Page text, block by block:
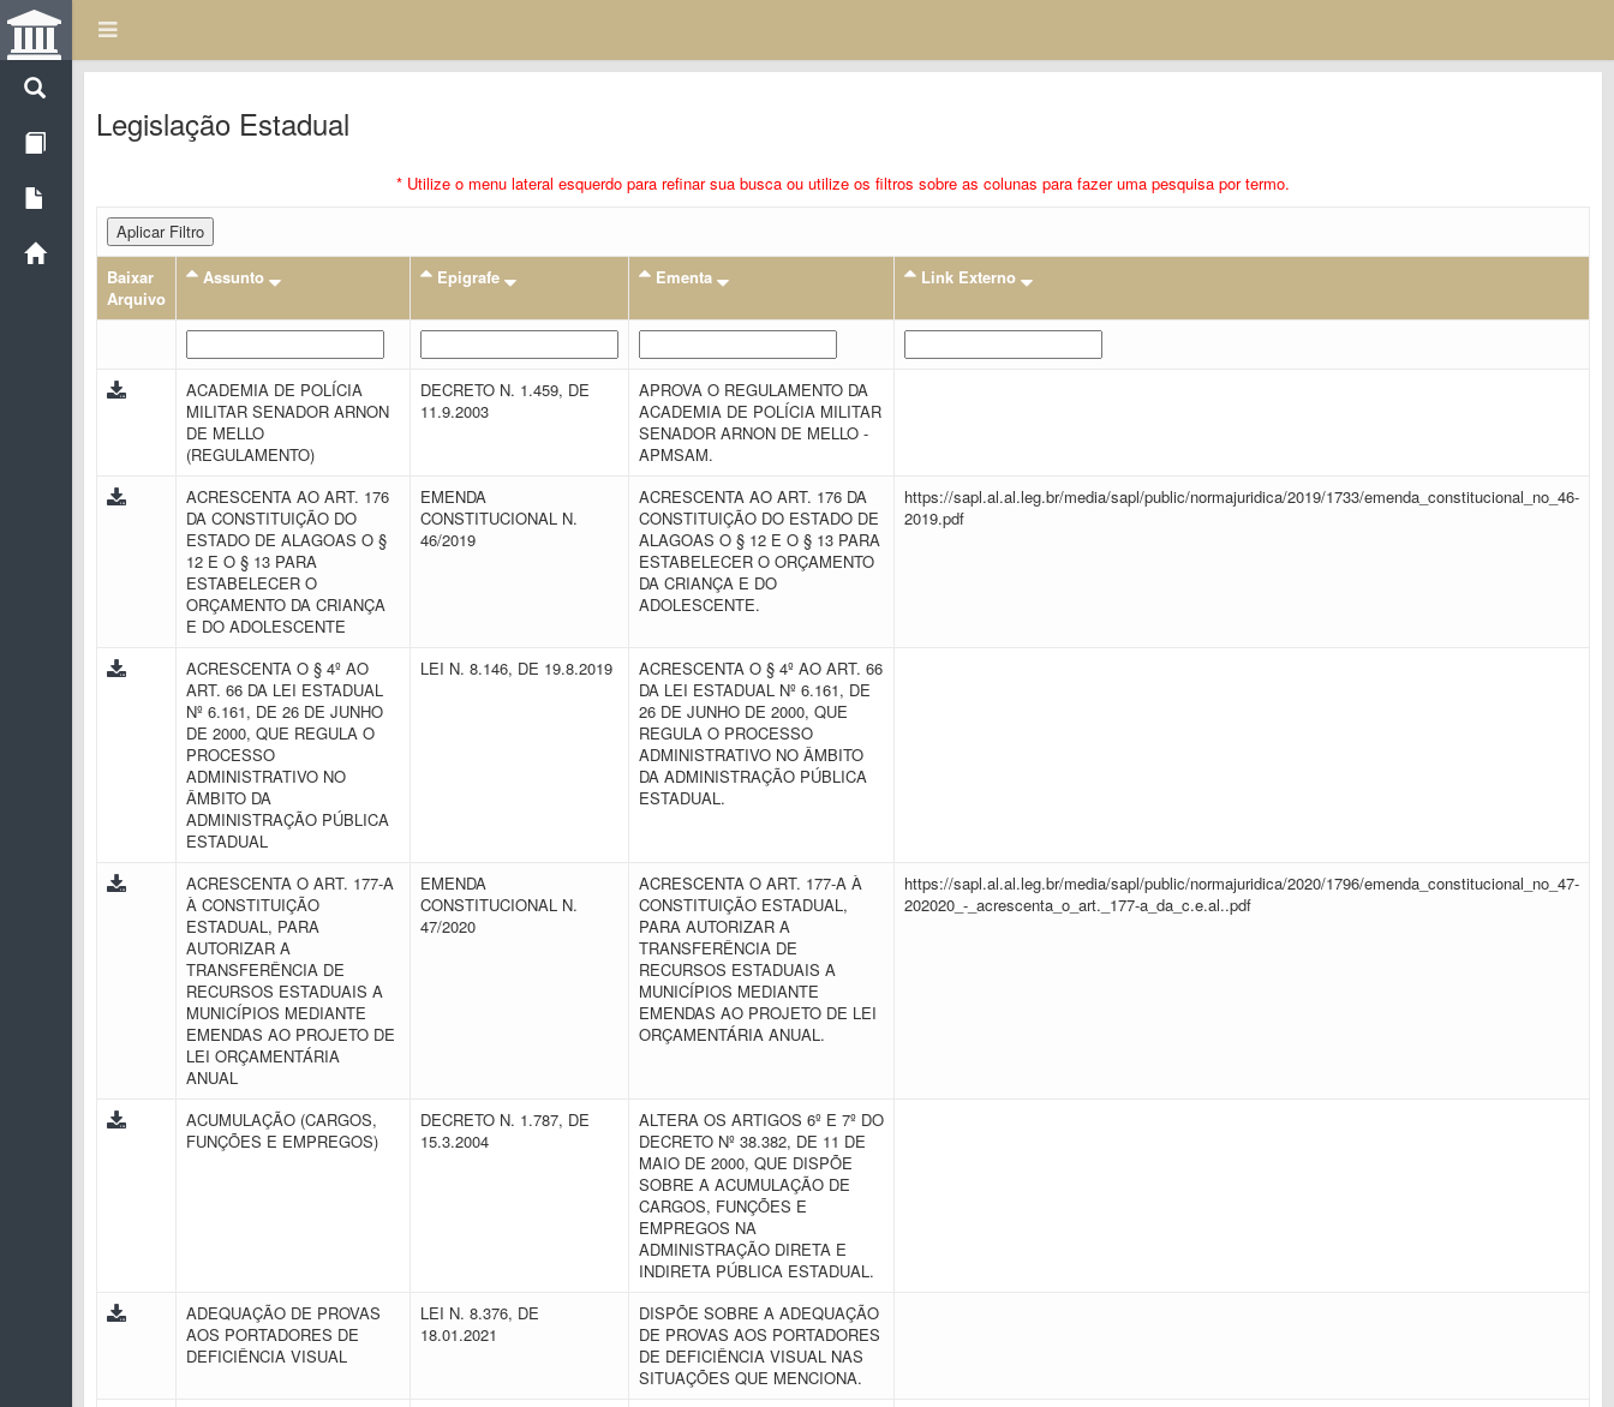
Legislação Estadual
* Utilize o menu lateral esquerdo para refinar sua busca ou utilize os filtros sobre as colunas para fazer uma pesquisa por termo.
Aplicar Filtro
Baixar
Arquivo
Assunto Epigrafe Ementa Link Externo
ACADEMIA DE POLÍCIA
MILITAR SENADOR ARNON
DE MELLO
(REGULAMENTO)
DECRETO N. 1.459, DE
11.9.2003
APROVA O REGULAMENTO DA
ACADEMIA DE POLÍCIA MILITAR
SENADOR ARNON DE MELLO -
APMSAM.
ACRESCENTA AO ART. 176
DA CONSTITUIÇÃO DO
ESTADO DE ALAGOAS O §
12 E O § 13 PARA
ESTABELECER O
ORÇAMENTO DA CRIANÇA
E DO ADOLESCENTE
EMENDA
CONSTITUCIONAL N.
46/2019
ACRESCENTA AO ART. 176 DA
CONSTITUIÇÃO DO ESTADO DE
ALAGOAS O § 12 E O § 13 PARA
ESTABELECER O ORÇAMENTO
DA CRIANÇA E DO
ADOLESCENTE.
https://sapl.al.al.leg.br/media/sapl/public/normajuridica/2019/1733/emenda_constitucional_no_46-
2019.pdf
ACRESCENTA O § 4º AO
ART. 66 DA LEI ESTADUAL
Nº 6.161, DE 26 DE JUNHO
DE 2000, QUE REGULA O
PROCESSO
ADMINISTRATIVO NO
ÂMBITO DA
ADMINISTRAÇÃO PÚBLICA
ESTADUAL
LEI N. 8.146, DE 19.8.2019
ACRESCENTA O § 4º AO ART. 66
DA LEI ESTADUAL Nº 6.161, DE
26 DE JUNHO DE 2000, QUE
REGULA O PROCESSO
ADMINISTRATIVO NO ÂMBITO
DA ADMINISTRAÇÃO PÚBLICA
ESTADUAL.
ACRESCENTA O ART. 177-A
À CONSTITUIÇÃO
ESTADUAL, PARA
AUTORIZAR A
TRANSFERÊNCIA DE
RECURSOS ESTADUAIS A
MUNICÍPIOS MEDIANTE
EMENDAS AO PROJETO DE
LEI ORÇAMENTÁRIA
ANUAL
EMENDA
CONSTITUCIONAL N.
47/2020
ACRESCENTA O ART. 177-A À
CONSTITUIÇÃO ESTADUAL,
PARA AUTORIZAR A
TRANSFERÊNCIA DE
RECURSOS ESTADUAIS A
MUNICÍPIOS MEDIANTE
EMENDAS AO PROJETO DE LEI
ORÇAMENTÁRIA ANUAL.
https://sapl.al.al.leg.br/media/sapl/public/normajuridica/2020/1796/emenda_constitucional_no_47-
202020_-_acrescenta_o_art._177-a_da_c.e.al..pdf
ACUMULAÇÃO (CARGOS,
FUNÇÕES E EMPREGOS)
DECRETO N. 1.787, DE
15.3.2004
ALTERA OS ARTIGOS 6º E 7º DO
DECRETO Nº 38.382, DE 11 DE
MAIO DE 2000, QUE DISPÕE
SOBRE A ACUMULAÇÃO DE
CARGOS, FUNÇÕES E
EMPREGOS NA
ADMINISTRAÇÃO DIRETA E
INDIRETA PÚBLICA ESTADUAL.
ADEQUAÇÃO DE PROVAS
AOS PORTADORES DE
DEFICIÊNCIA VISUAL
LEI N. 8.376, DE
18.01.2021
DISPÕE SOBRE A ADEQUAÇÃO
DE PROVAS AOS PORTADORES
DE DEFICIÊNCIA VISUAL NAS
SITUAÇÕES QUE MENCIONA.